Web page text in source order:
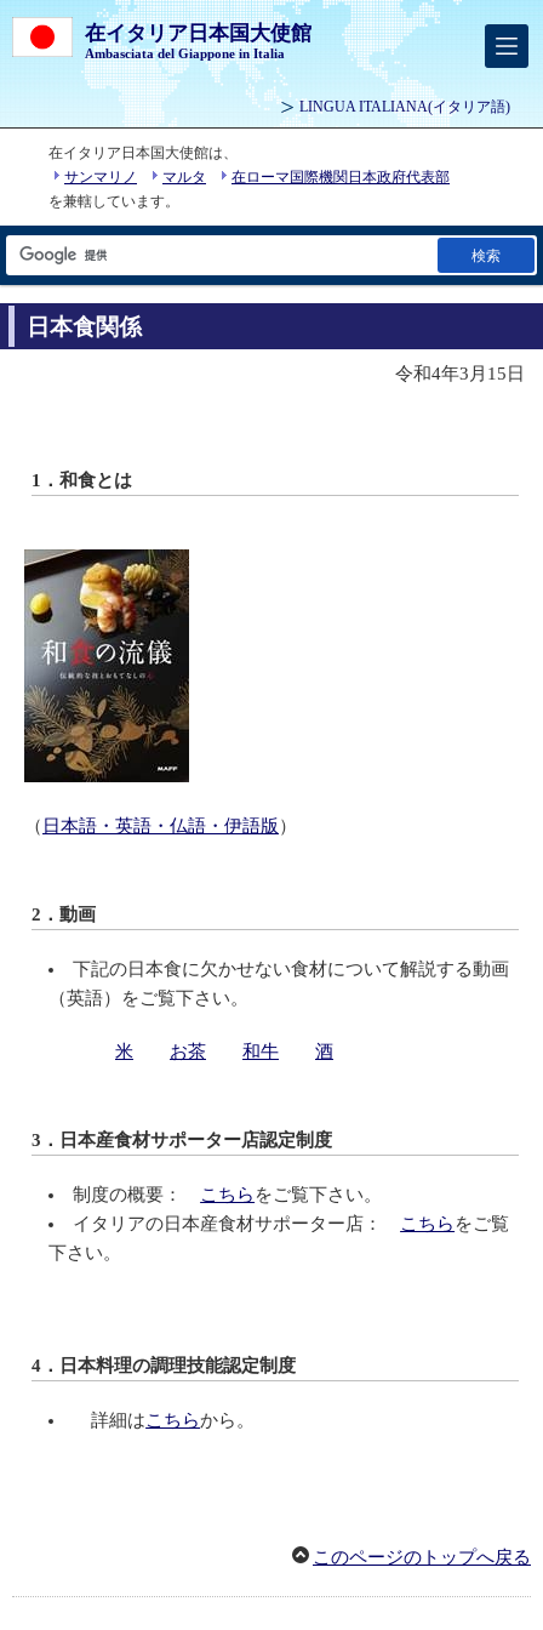
在イタリア日本国大使館
Ambasciata del Giappone in Italia
LINGUA ITALIANA(イタリア語)
在イタリア日本国大使館は、
サンマリノ
マルタ
在ローマ国際機関日本政府代表部
を兼轄しています。
検索
日本食関係
令和4年3月15日
1．和食とは
（ 日本語・英語・仏語・伊語版 ）
2．動画
下記の日本食に欠かせない食材について解説する動画
（英語）をご覧下さい。
米 お茶 和牛 酒
3．日本産食材サポーター店認定制度
制度の概要： こちら をご覧下さい。
イタリアの日本産食材サポーター店：
こちら をご覧
下さい。
4．日本料理の調理技能認定制度
詳細はこちらから。
このページのトップへ戻る